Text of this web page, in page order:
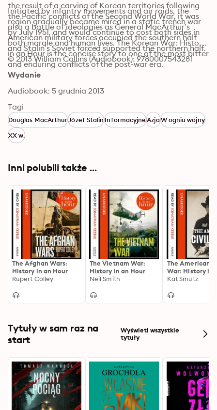
the result of a carving of Korean territories following
the Pacific conflicts of the Second World War, it was
also a battle of ideologies as General MacArthur’s
American military forces occupied the southern half
and Stalin’s Soviet forced supported the northern half.
Initiated by infantry movements and air raids, the
region gradually became mired in a static trench war
by July 1951, and would continue to cost both sides in
both morale and human lives. The Korean War: History
in an Hour is the concise story to one of the most bitter
and enduring conflicts of the post-war era.
© 2013 William Collins (Audiobook): 9780007543281
Wydanie
Audiobook: 5 grudnia 2013
Tagi
Douglas MacArthurJózef StalinInformacyjneAzjaW ogniu wojny
XX w.
Inni polubili także ...
The Afghan Wars:
History in an Hour
Rupert Colley
The Vietnam War:
History in an Hour
Neil Smith
The American
War: History in
Hour
Kat Smutz
Tytuły w sam raz na
start
Wyświetl wszystkie
tytuły